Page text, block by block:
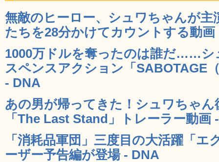
無敵のヒーロー、シュワちゃんが主
たちを28分かけてカウントする動画
1000万ドルを奪ったのは誰だ……シ
スペンスアクション「SABOTAGE
- DNA
あの男が帰ってきた！シュワちゃん
「The Last Stand」トレーラー動画
「消耗品軍団」三度目の大活躍「
ーザー予告編が登場 - DNA